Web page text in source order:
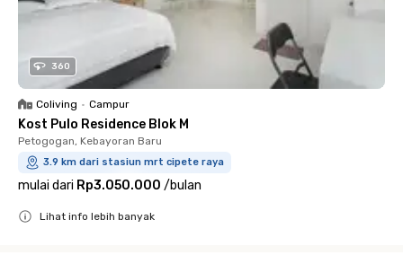
360
Coliving • Campur
Kost Pulo Residence Blok M
Petogogan, Kebayoran Baru
3.9 km dari stasiun mrt cipete raya
mulai dari Rp3.050.000 /bulan
Lihat info lebih banyak